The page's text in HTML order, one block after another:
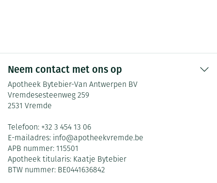
Neem contact met ons op
Apotheek Bytebier-Van Antwerpen BV
Vremdesesteenweg 259
2531 Vremde
Telefoon: +32 3 454 13 06
E-mailadres: info@apotheekvremde.be
APB nummer: 115501
Apotheek titularis: Kaatje Bytebier
BTW nummer: BE0441636842